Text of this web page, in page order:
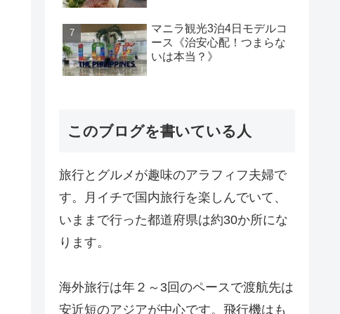
マニラ観光3泊4日モデルコ
ース《治安心配！つまらな
いは本当？》
このブログを書いている人
旅行とグルメが趣味のアラフィフ夫婦で
す。月イチで国内旅行を楽しんでいて、
いままで行った都道府県は約30か所にな
ります。
海外旅行は年２～3回のペースで渡航先は
安近短のアジアが中心です。飛行機はも